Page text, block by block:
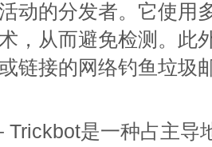
动的分发者。它使用
，从而避免检测。此
链接的网络钓鱼垃圾
Trickbot是一种占主导